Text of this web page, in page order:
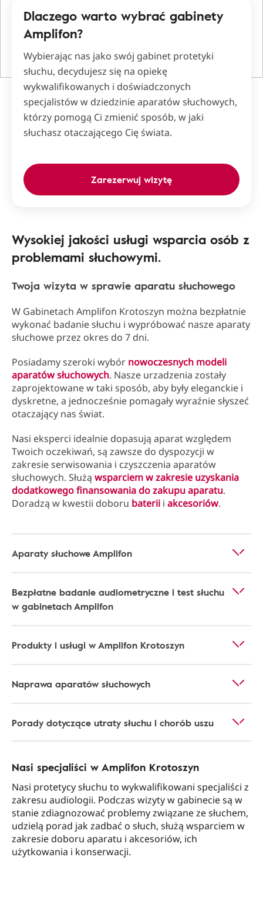
Dlaczego warto wybrać gabinety
Amplifon?
Wybierając nas jako swój gabinet protetyki
słuchu, decydujesz się na opiekę
wykwalifikowanych i doświadczonych
specjalistów w dziedzinie aparatów słuchowych,
którzy pomogą Ci zmienić sposób, w jaki
słuchasz otaczającego Cię świata.
Zarezerwuj wizytę
Wysokiej jakości usługi wsparcia osób z
problemami słuchowymi.
Twoja wizyta w sprawie aparatu słuchowego
W Gabinetach Amplifon Krotoszyn można bezpłatnie
wykonać badanie słuchu i wypróbować nasze aparaty
słuchowe przez okres do 7 dni.
Posiadamy szeroki wybór nowoczesnych modeli
aparatów słuchowych. Nasze urzadzenia zostały
zaprojektowane w taki sposób, aby były eleganckie i
dyskretne, a jednocześnie pomagały wyraźnie słyszeć
otaczający nas świat.
Nasi eksperci idealnie dopasują aparat względem
Twoich oczekiwań, są zawsze do dyspozycji w
zakresie serwisowania i czyszczenia aparatów
słuchowych. Służą wsparciem w zakresie uzyskania
dodatkowego finansowania do zakupu aparatu.
Doradzą w kwestii doboru baterii i akcesoriów.
Aparaty słuchowe Amplifon
Bezpłatne badanie audiometryczne i test słuchu
w gabinetach Amplifon
Produkty i usługi w Amplifon Krotoszyn
Naprawa aparatów słuchowych
Porady dotyczące utraty słuchu i chorób uszu
Nasi specjaliści w Amplifon Krotoszyn
Nasi protetycy słuchu to wykwalifikowani specjaliści z
zakresu audiologii. Podczas wizyty w gabinecie są w
stanie zdiagnozować problemy związane ze słuchem,
udzielą porad jak zadbać o słuch, służą wsparciem w
zakresie doboru aparatu i akcesoriów, ich
użytkowania i konserwacji.